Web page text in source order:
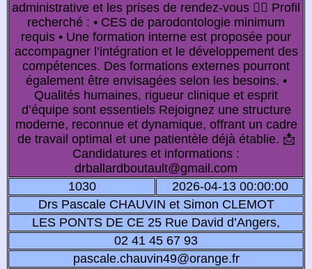
administrative et les prises de rendez-vous 👩‍⚕️ Profil
recherché : • CES de parodontologie minimum
requis • Une formation interne est proposée pour
accompagner l’intégration et le développement des
compétences. Des formations externes pourront
également être envisagées selon les besoins. •
Qualités humaines, rigueur clinique et esprit
d’équipe sont essentiels Rejoignez une structure
moderne, reconnue et dynamique, offrant un cadre
de travail optimal et une patientèle déjà établie. 📩
Candidatures et informations :
drballardboutault@gmail.com
1030
2026-04-13 00:00:00
Drs Pascale CHAUVIN et Simon CLEMOT
LES PONTS DE CE 25 Rue David d’Angers,
02 41 45 67 93
pascale.chauvin49@orange.fr